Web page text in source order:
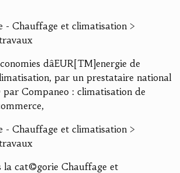
- Chauffage et climatisation >
dâEUR[TM]energie de
par un prestataire national
Companeo : climatisation de
- Chauffage et climatisation >
la cat©gorie Chauffage et